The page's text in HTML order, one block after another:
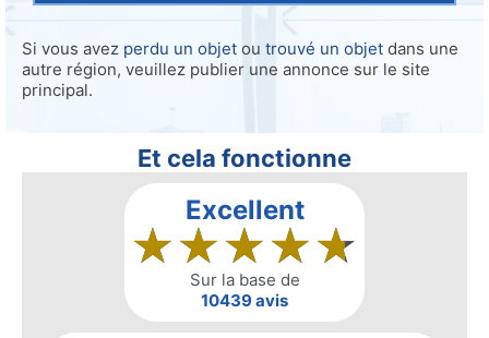
Si vous avez perdu un objet ou trouvé un objet dans une
autre région, veuillez publier une annonce sur le site
principal.
Et cela fonctionne